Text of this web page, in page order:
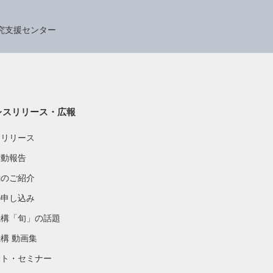
支援センター
スリリース・広報
リース
報告
ご紹介
し込み
「旬」の話題
動画集
・セミナー